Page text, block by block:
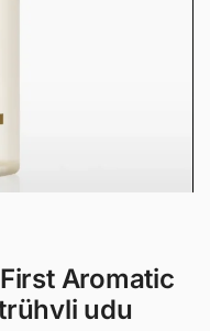
Aromatic
udu